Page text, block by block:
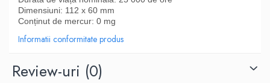
Dimensiuni: 112 x 60 mm
Conținut de mercur: 0 mg
Informatii conformitate produs
Review-uri (0)